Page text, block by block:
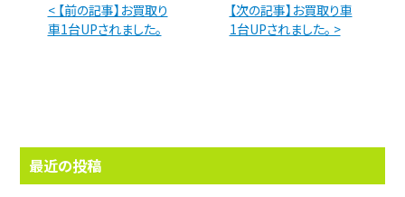
< 【前の記事】お買取り
車1台UPされました。
【次の記事】お買取り車
1台UPされました。 >
最近の投稿